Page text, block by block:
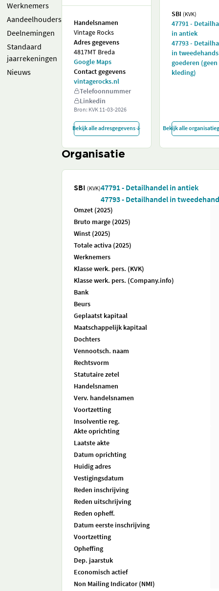
Werknemers
Aandeelhouders
Deelnemingen
Standaard
jaarrekeningen
Nieuws
Handelsnamen
Vintage Rocks
Adres gegevens
4817MT Breda
Google Maps
Contact gegevens
vintagerocks.nl
Telefoonnummer
Linkedin
Bron: KVK 11-03-2026
Bekijk alle adresgegevens
SBI (KVK)
47791 -
in antiek
47793 -
in tweedehands
goederen (geen
kleding)
Bekijk alle
Organisatie
SBI (KVK)47791 - Detailhandel in antiek
47793 - Detailhandel in
Omzet (2025)
Bruto marge (2025)
Winst (2025)
Totale activa (2025)
Werknemers
Klasse werk. pers. (KVK)
Klasse werk. pers. (Company.info)
Bank
Beurs
Geplaatst kapitaal
Maatschappelijk kapitaal
Dochters
Vennootsch. naam
Rechtsvorm
Statutaire zetel
Handelsnamen
Verv. handelsnamen
Voortzetting
Insolventie reg.
Akte oprichting
Laatste akte
Datum oprichting
Huidig adres
Vestigingsdatum
Reden inschrijving
Reden uitschrijving
Reden opheff.
Datum eerste inschrijving
Voortzetting
Opheffing
Dep. jaarstuk
Economisch actief
Non Mailing Indicator (NMI)